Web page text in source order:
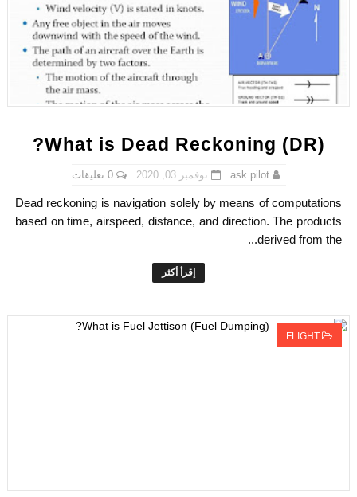
What is Dead Reckoning (DR)?
ask pilot نوفمبر 03, 2020 0 تعليقات
Dead reckoning is navigation solely by means of computations
based on time, airspeed, distance, and direction. The products
derived from the...
إقرأ أكثر
FLIGHT